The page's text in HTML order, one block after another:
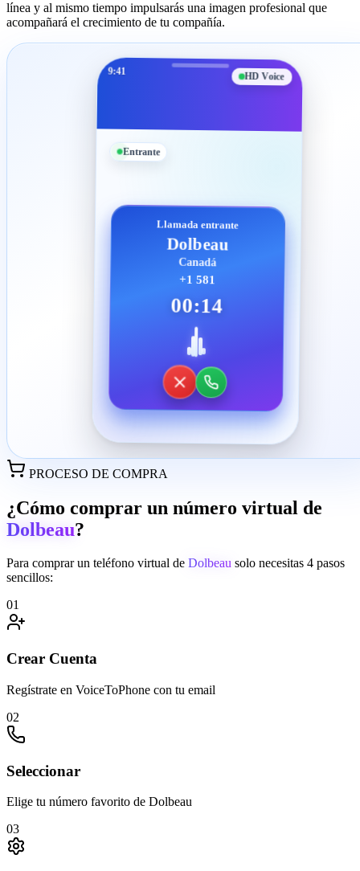
línea y al mismo tiempo impulsarás una imagen profesional que
acompañará el crecimiento de tu compañía.
9:41 HD Voice
Entrante
Llamada entrante
Dolbeau
Canadá
+1 581
00:14
PROCESO DE COMPRA
¿Cómo comprar un número virtual de
Dolbeau?
Para comprar un teléfono virtual de Dolbeau solo necesitas 4 pasos
sencillos:
01
Crear Cuenta
Regístrate en VoiceToPhone con tu email
02
Seleccionar
Elige tu número favorito de Dolbeau
03